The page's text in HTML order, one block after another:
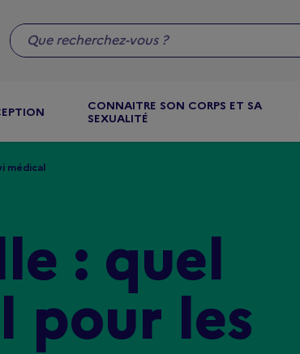
CONNAITRE SON CORPS ET SA
SEXUALITÉ
médical
: quel
pour les